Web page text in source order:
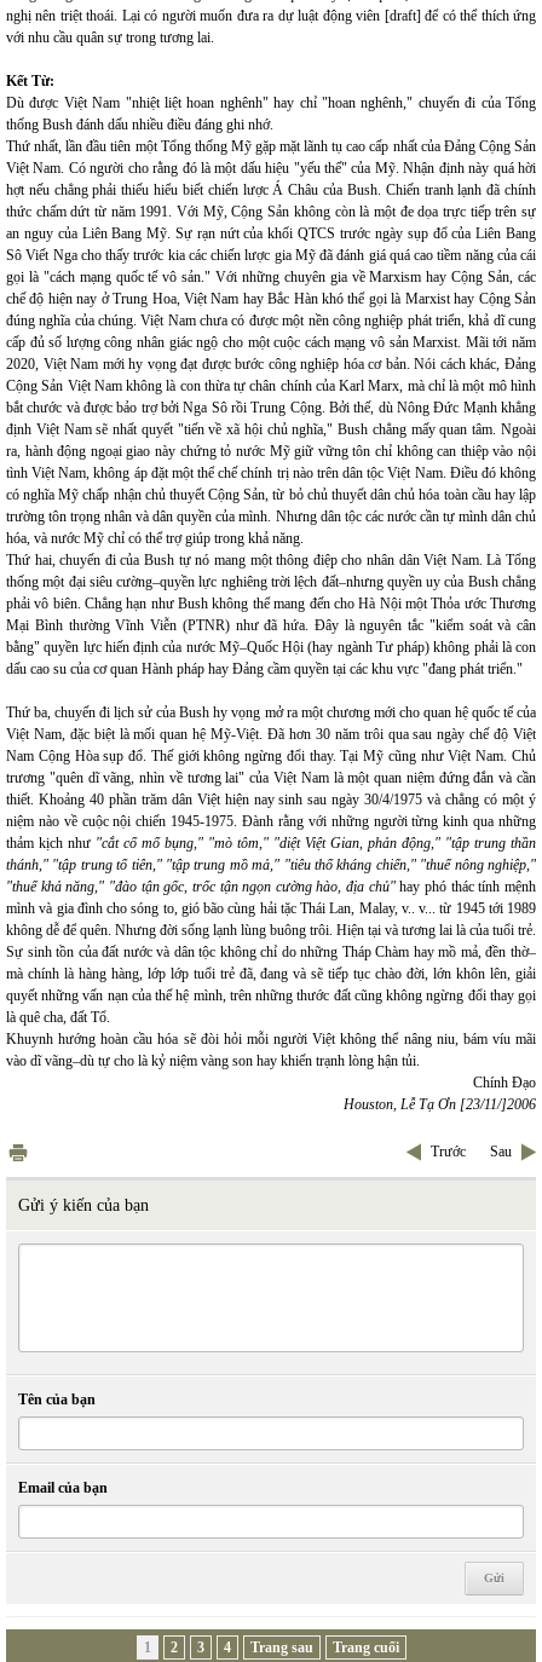
nghị nên triệt thoái. Lại có người muốn đưa ra dự luật động viên [draft] để có thể thích ứng
với nhu cầu quân sự trong tương lai.
Kết Từ:
Dù được Việt Nam "nhiệt liệt hoan nghênh" hay chỉ "hoan nghênh," chuyến đi của Tổng
thống Bush đánh dấu nhiều điều đáng ghi nhớ.
Thứ nhất, lần đầu tiên một Tổng thống Mỹ gặp mặt lãnh tụ cao cấp nhất của Đảng Cộng Sản
Việt Nam. Có người cho rằng đó là một dấu hiệu "yếu thế" của Mỹ. Nhận định này quá hời
hợt nếu chẳng phải thiếu hiểu biết chiến lược Á Châu của Bush. Chiến tranh lạnh đã chính
thức chấm dứt từ năm 1991. Với Mỹ, Cộng Sản không còn là một đe dọa trực tiếp trên sự
an nguy của Liên Bang Mỹ. Sự rạn nứt của khối QTCS trước ngày sụp đổ của Liên Bang
Sô Viết Nga cho thấy trước kia các chiến lược gia Mỹ đã đánh giá quá cao tiềm năng của cái
gọi là "cách mạng quốc tế vô sản." Với những chuyên gia về Marxism hay Cộng Sản, các
chế độ hiện nay ở Trung Hoa, Việt Nam hay Bắc Hàn khó thể gọi là Marxist hay Cộng Sản
đúng nghĩa của chúng. Việt Nam chưa có được một nền công nghiệp phát triển, khả dĩ cung
cấp đủ số lượng công nhân giác ngộ cho một cuộc cách mạng vô sản Marxist. Mãi tới năm
2020, Việt Nam mới hy vọng đạt được bước công nghiệp hóa cơ bản. Nói cách khác, Đảng
Cộng Sản Việt Nam không là con thừa tự chân chính của Karl Marx, mà chỉ là một mô hình
bắt chước và được bảo trợ bởi Nga Sô rồi Trung Cộng. Bởi thế, dù Nông Đức Mạnh khẳng
định Việt Nam sẽ nhất quyết "tiến về xã hội chủ nghĩa," Bush chẳng mấy quan tâm. Ngoài
ra, hành động ngoại giao này chứng tỏ nước Mỹ giữ vững tôn chỉ không can thiệp vào nội
tình Việt Nam, không áp đặt một thể chế chính trị nào trên dân tộc Việt Nam. Điều đó không
có nghĩa Mỹ chấp nhận chủ thuyết Cộng Sản, từ bỏ chủ thuyết dân chủ hóa toàn cầu hay lập
trường tôn trọng nhân và dân quyền của mình. Nhưng dân tộc các nước cần tự mình dân chủ
hóa, và nước Mỹ chỉ có thể trợ giúp trong khả năng.
Thứ hai, chuyến đi của Bush tự nó mang một thông điệp cho nhân dân Việt Nam. Là Tổng
thống một đại siêu cường–quyền lực nghiêng trời lệch đất–nhưng quyền uy của Bush chẳng
phải vô biên. Chẳng hạn như Bush không thể mang đến cho Hà Nội một Thỏa ước Thương
Mại Bình thường Vĩnh Viễn (PTNR) như đã hứa. Đây là nguyên tắc "kiểm soát và cân
bằng" quyền lực hiến định của nước Mỹ–Quốc Hội (hay ngành Tư pháp) không phải là con
dấu cao su của cơ quan Hành pháp hay Đảng cầm quyền tại các khu vực "đang phát triển."
Thứ ba, chuyến đi lịch sử của Bush hy vọng mở ra một chương mới cho quan hệ quốc tế của
Việt Nam, đặc biệt là mối quan hệ Mỹ-Việt. Đã hơn 30 năm trôi qua sau ngày chế độ Việt
Nam Cộng Hòa sụp đổ. Thế giới không ngừng đổi thay. Tại Mỹ cũng như Việt Nam. Chủ
trương "quên dĩ vãng, nhìn về tương lai" của Việt Nam là một quan niệm đứng đắn và cần
thiết. Khoảng 40 phần trăm dân Việt hiện nay sinh sau ngày 30/4/1975 và chẳng có một ý
niệm nào về cuộc nội chiến 1945-1975. Đành rằng với những người từng kinh qua những
thảm kịch như "cắt cổ mổ bụng," "mò tôm," "diệt Việt Gian, phản động," "tập trung thần
thánh," "tập trung tổ tiên," "tập trung mồ mả," "tiêu thổ kháng chiến," "thuế nông nghiệp,"
"thuế khả năng," "đào tận gốc, trốc tận ngọn cường hào, địa chủ"hay phó thác tính mệnh
mình và gia đình cho sóng to, gió bão cùng hải tặc Thái Lan, Malay, v.. v... từ 1945 tới 1989
không dễ để quên. Nhưng đời sống lạnh lùng buông trôi. Hiện tại và tương lai là của tuổi trẻ.
Sự sinh tồn của đất nước và dân tộc không chỉ do những Tháp Chàm hay mồ mả, đền thờ–
mà chính là hàng hàng, lớp lớp tuổi trẻ đã, đang và sẽ tiếp tục chào đời, lớn khôn lên, giải
quyết những vấn nạn của thế hệ mình, trên những thước đất cũng không ngừng đổi thay gọi
là quê cha, đất Tổ.
Khuynh hướng hoàn cầu hóa sẽ đòi hỏi mỗi người Việt không thể nâng niu, bám víu mãi
vào dĩ vãng–dù tự cho là kỷ niệm vàng son hay khiến trạnh lòng hận tủi.
Chính Đạo
Houston, Lễ Tạ Ơn [23/11/]2006
Trước Sau
Gửi ý kiến của bạn
Tên của bạn
Email của bạn
1 2 3 4 Trang sau Trang cuối